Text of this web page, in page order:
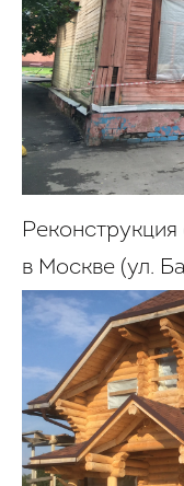
в Москве (ул.